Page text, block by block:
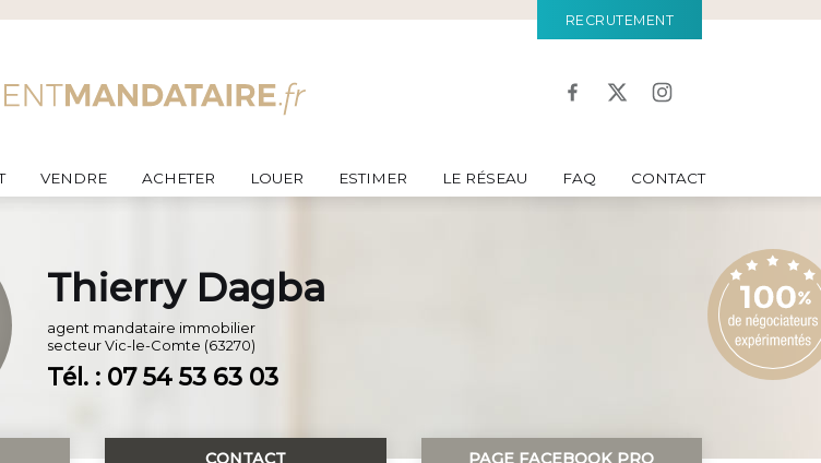
RECRUTEMENT
VENDRE ACHETER LOUER ESTIMER LE RÉSEAU FAQ CONTACT
Thierry Dagba
agent mandataire immobilier
secteurVic-le-Comte (63270)
Tél. : 07 54 53 63 03